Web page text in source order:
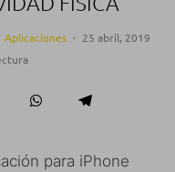
Aplicaciones · 25 abril, 2019
para iPhone